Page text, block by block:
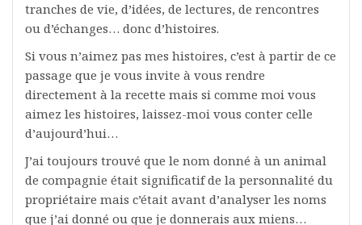
tranches de vie, d’idées, de lectures, de rencontres
ou d’échanges… donc d’histoires.
Si vous n’aimez pas mes histoires, c’est à partir de ce
passage que je vous invite à vous rendre
directement à la recette mais si comme moi vous
aimez les histoires, laissez-moi vous conter celle
d’aujourd’hui…
J’ai toujours trouvé que le nom donné à un animal
de compagnie était significatif de la personnalité du
propriétaire mais c’était avant d’analyser les noms
que j’ai donné ou que je donnerais aux miens…